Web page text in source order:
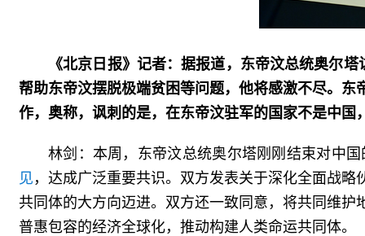
《北京日报》记者：据报道，东帝汶总统奥尔
帮助东帝汶摆脱极端贫困等问题，他将感激不尽。
作，奥称，讽刺的是，在东帝汶驻军的国家不是中
林剑：本周，东帝汶总统奥尔塔刚刚结束对中
见 ，达成广泛重要共识。双方发表关于深化全面战略
共同体的大方向迈进。双方还一致同意，将共同维
普惠包容的经济全球化，推动构建人类命运共同体。